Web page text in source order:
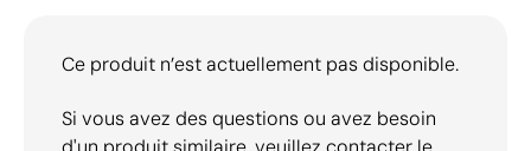
Ce produit n’est actuellement pas disponible.
Si vous avez des questions ou avez besoin